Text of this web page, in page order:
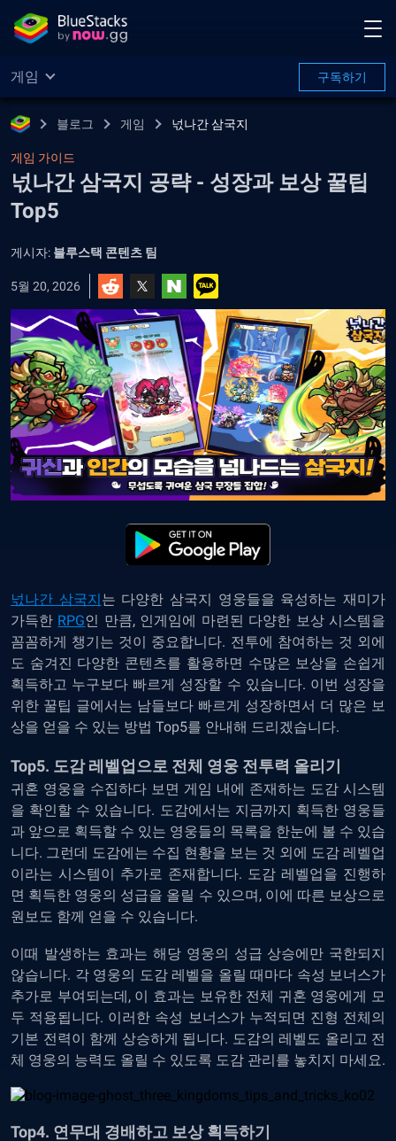
게임 구독하기
블로그 게임 넋나간 삼국지
게임 가이드
넋나간 삼국지 공략 - 성장과 보상 꿀팁
Top5
게시자: 블루스택 콘텐츠 팀
5월 20, 2026
넋나간 삼국지는 다양한 삼국지 영웅들을 육성하는 재미가
가득한 RPG인 만큼, 인게임에 마련된 다양한 보상 시스템을
꼼꼼하게 챙기는 것이 중요합니다. 전투에 참여하는 것 외에
도 숨겨진 다양한 콘텐츠를 활용하면 수많은 보상을 손쉽게
획득하고 누구보다 빠르게 성장할 수 있습니다. 이번 성장을
위한 꿀팁 글에서는 남들보다 빠르게 성장하면서 더 많은 보
상을 얻을 수 있는 방법 Top5를 안내해 드리겠습니다.
Top5. 도감 레벨업으로 전체 영웅 전투력 올리기
귀혼 영웅을 수집하다 보면 게임 내에 존재하는 도감 시스템
을 확인할 수 있습니다. 도감에서는 지금까지 획득한 영웅들
과 앞으로 획득할 수 있는 영웅들의 목록을 한눈에 볼 수 있습
니다. 그런데 도감에는 수집 현황을 보는 것 외에 도감 레벨업
이라는 시스템이 추가로 존재합니다. 도감 레벨업을 진행하
면 획득한 영웅의 성급을 올릴 수 있으며, 이에 따른 보상으로
원보도 함께 얻을 수 있습니다.
이때 발생하는 효과는 해당 영웅의 성급 상승에만 국한되지
않습니다. 각 영웅의 도감 레벨을 올릴 때마다 속성 보너스가
추가로 부여되는데, 이 효과는 보유한 전체 귀혼 영웅에게 모
두 적용됩니다. 이러한 속성 보너스가 누적되면 진형 전체의
기본 전력이 함께 상승하게 됩니다. 도감의 레벨도 올리고 전
체 영웅의 능력도 올릴 수 있도록 도감 관리를 놓치지 마세요.
Top4. 연무대 경배하고 보상 획득하기